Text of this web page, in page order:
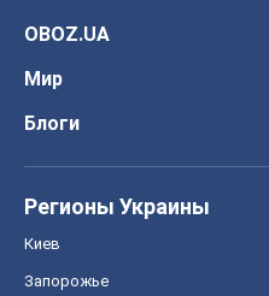
OBOZ.UA
Мир
Блоги
Регионы Украины
Киев
Запорожье